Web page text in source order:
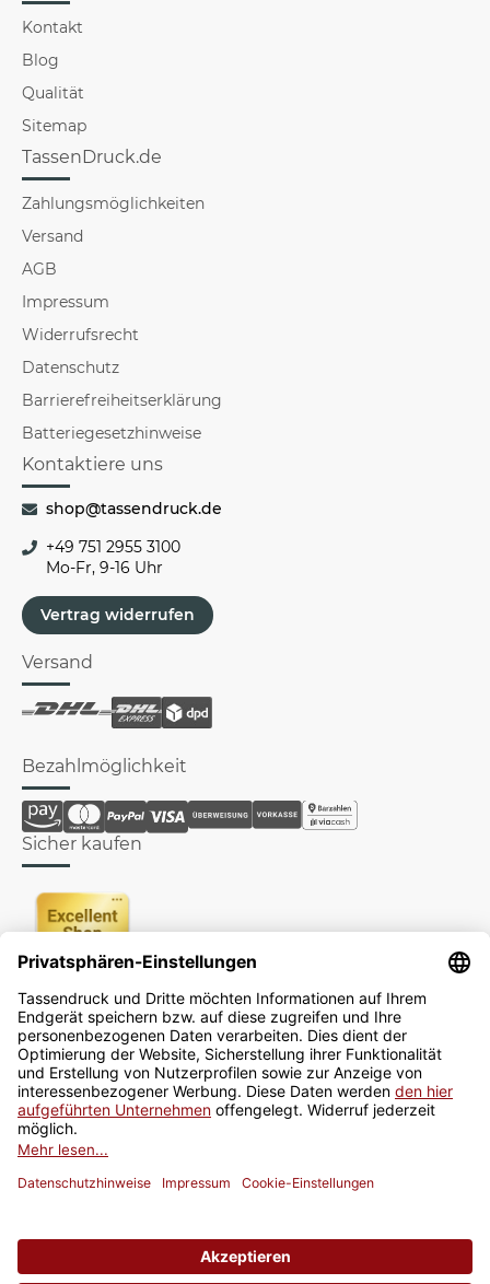
Kontakt
Blog
Qualität
Sitemap
TassenDruck.de
Zahlungsmöglichkeiten
Versand
AGB
Impressum
Widerrufsrecht
Datenschutz
Barrierefreiheitserklärung
Batteriegesetzhinweise
Kontaktiere uns
shop@tassendruck.de
+49 751 2955 3100
Mo-Fr, 9-16 Uhr
Vertrag widerrufen
Versand
Bezahlmöglichkeit
Sicher kaufen
Newsletter